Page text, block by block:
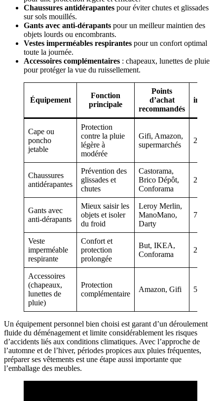
Chaussures antidérapantes pour éviter chutes et glissades
sur sols mouillés.
Gants avec anti-dérapants pour un meilleur maintien des
objets lourds ou encombrants.
Vestes imperméables respirantes pour un confort optimal
toute la journée.
Accessoires complémentaires : chapeaux, lunettes de pluie
pour protéger la vue du ruissellement.
Équipement
Fonction
principale
Points
d’achat
recommandés
indicatif
Cape ou
poncho
jetable
Protection
contre la pluie
légère à
modérée
Gifi, Amazon,
supermarchés
2 – 10
Chaussures
antidérapantes
Prévention des
glissades et
chutes
Castorama,
Brico Dépôt,
Conforama
20 – 60
Gants avec
anti-dérapants
Mieux saisir les
objets et isoler
du froid
Leroy Merlin,
ManoMano,
Darty
7 – 15
Veste
imperméable
respirante
Confort et
protection
prolongée
But, IKEA,
Conforama
25 – 70
Accessoires
(chapeaux,
lunettes de
pluie)
Protection
complémentaire
Amazon, Gifi 5 – 15
Un équipement personnel bien choisi est garant d’un déroulement
fluide du déménagement et limite considérablement les risques
d’accidents liés aux conditions climatiques. Avec l’approche de
l’automne et de l’hiver, périodes propices aux pluies fréquentes,
préparer ses vêtements est une étape aussi importante que
l’emballage des meubles.